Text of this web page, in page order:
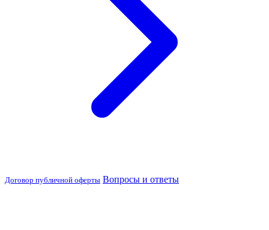
Договор публичной оферты Вопросы и ответы